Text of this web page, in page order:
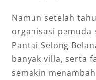
Namun setelah
organisasi pemuda
Pantai Selong
banyak villa, serta
semakin